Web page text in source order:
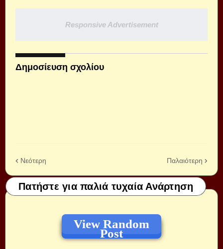
Responsive Advertisement
Δημοσίευση σχολίου
Νεότερη Παλαιότερη
Πατήστε για παλιά τυχαία Ανάρτηση
View Random
Post